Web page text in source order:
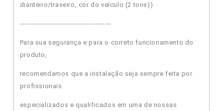
dianteiro/traseiro, cor do veículo (2 tons))
----------------------------------------
Para sua segurança e para o correto funcionamento do
produto,
recomendamos que a instalação seja sempre feita por
profissionais
especializados e qualificados em uma de nossas